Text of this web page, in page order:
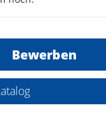
Bewerben